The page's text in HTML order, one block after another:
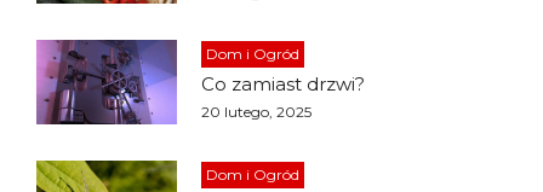
Dom i Ogród
Co zamiast drzwi?
20 lutego, 2025
Dom i Ogród